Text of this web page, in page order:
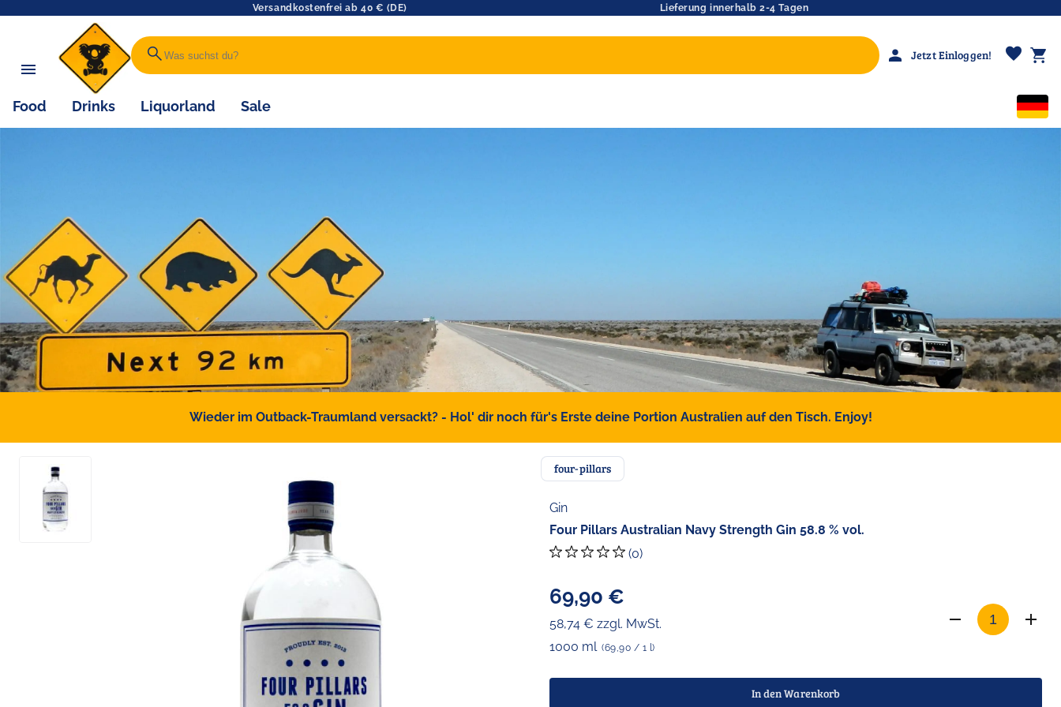
Versandkostenfrei ab 40 € (DE) Lieferung innerhalb 2-4 Tagen
search person Jetzt Einloggen! favorite shopping_cart
Food Drinks Liquorland Sale
Wieder im Outback-Traumland versackt? - Hol' dir noch für's Erste deine Portion Australien auf den Tisch. Enjoy!
four-pillars
Gin
Four Pillars Australian Navy Strength Gin 58.8 % vol.
(0)
69,90 €
58,74 € zzgl. MwSt.
1000 ml (69,90 / 1 l)
In den Warenkorb